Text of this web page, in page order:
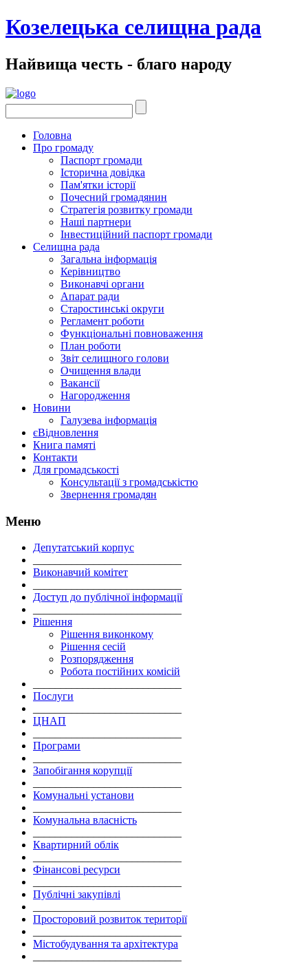
Козелецька селищна рада
Найвища честь - благо народу
Головна
Про громаду
Паспорт громади
Історична довідка
Пам'ятки історії
Почесний громадянин
Стратегія розвитку громади
Наші партнери
Інвестиційний паспорт громади
Селищна рада
Загальна інформація
Керівництво
Виконавчі органи
Апарат ради
Старостинські округи
Регламент роботи
Функціональні повноваження
План роботи
Звіт селищного голови
Очищення влади
Вакансії
Нагородження
Новини
Галузева інформація
єВідновлення
Книга памяті
Контакти
Для громадськості
Консультації з громадськістю
Звернення громадян
Меню
Депутатський корпус
Виконавчий комітет
Доступ до публічної інформації
Рішення
Рішення виконкому
Рішення сесій
Розпорядження
Робота постійних комісій
Послуги
ЦНАП
Програми
Запобігання корупції
Комунальні установи
Комунальна власність
Квартирний облік
Фінансові ресурси
Публічні закупівлі
Просторовий розвиток території
Містобудування та архітектура